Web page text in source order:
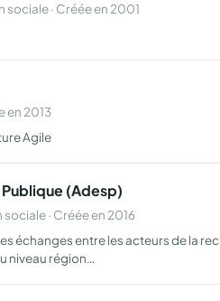
sociale · Créée en 2001
en 2013
Agile
Publique (Adesp)
sociale · Créée en 2016
échanges entre les acteurs de la
niveau région…